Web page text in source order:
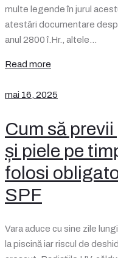
multe legende în jurul
atestări documentare
anul 2800 î.Hr., altele…
Read more
mai 16, 2025
Cum să
și piele pe
folosi
SPF
Vara aduce cu sine zile
la piscină iar riscul de